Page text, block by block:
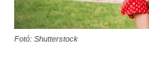
Fotó: Shutterstock